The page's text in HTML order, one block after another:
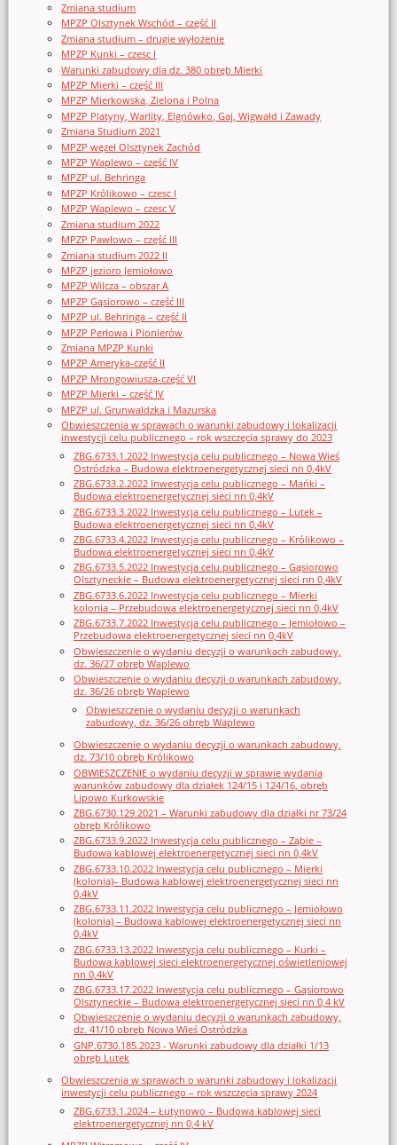
Zmiana studium
MPZP Olsztynek Wschód – część II
Zmiana studium – drugie wyłożenie
MPZP Kunki – czesc I
Warunki zabudowy dla dz. 380 obręb Mierki
MPZP Mierki – część III
MPZP Mierkowska, Zielona i Polna
MPZP Platyny, Warlity, Elgnówko, Gaj, Wigwałd i Zawady
Zmiana Studium 2021
MPZP węzeł Olsztynek Zachód
MPZP Waplewo – część IV
MPZP ul. Behringa
MPZP Królikowo – czesc I
MPZP Waplewo – czesc V
Zmiana studium 2022
MPZP Pawłowo – część III
Zmiana studium 2022 II
MPZP jezioro Jemiołowo
MPZP Wilcza – obszar A
MPZP Gąsiorowo – część III
MPZP ul. Behringa – część II
MPZP Perłowa i Pionierów
Zmiana MPZP Kunki
MPZP Ameryka-część II
MPZP Mrongowiusza-część VI
MPZP Mierki – część IV
MPZP ul. Grunwaldzka i Mazurska
Obwieszczenia w sprawach o warunki zabudowy i lokalizacji
inwestycji celu publicznego – rok wszczęcia sprawy do 2023
ZBG.6733.1.2022 Inwestycja celu publicznego – Nowa Wieś
Ostródzka – Budowa elektroenergetycznej sieci nn 0,4kV
ZBG.6733.2.2022 Inwestycja celu publicznego – Mańki –
Budowa elektroenergetycznej sieci nn 0,4kV
ZBG.6733.3.2022 Inwestycja celu publicznego – Lutek –
Budowa elektroenergetycznej sieci nn 0,4kV
ZBG.6733.4.2022 Inwestycja celu publicznego – Królikowo –
Budowa elektroenergetycznej sieci nn 0,4kV
ZBG.6733.5.2022 Inwestycja celu publicznego – Gąsiorowo
Olsztyneckie – Budowa elektroenergetycznej sieci nn 0,4kV
ZBG.6733.6.2022 Inwestycja celu publicznego – Mierki
kolonia – Przebudowa elektroenergetycznej sieci nn 0,4kV
ZBG.6733.7.2022 Inwestycja celu publicznego – Jemiołowo –
Przebudowa elektroenergetycznej sieci nn 0,4kV
Obwieszczenie o wydaniu decyzji o warunkach zabudowy,
dz. 36/27 obręb Waplewo
Obwieszczenie o wydaniu decyzji o warunkach zabudowy,
dz. 36/26 obręb Waplewo
Obwieszczenie o wydaniu decyzji o warunkach
zabudowy, dz. 36/26 obręb Waplewo
Obwieszczenie o wydaniu decyzji o warunkach zabudowy,
dz. 73/10 obręb Królikowo
OBWIESZCZENIE o wydaniu decyzji w sprawie wydania
warunków zabudowy dla działek 124/15 i 124/16, obręb
Lipowo Kurkowskie
ZBG.6730.129.2021 – Warunki zabudowy dla działki nr 73/24
obręb Królikowo
ZBG.6733.9.2022 Inwestycja celu publicznego – Ząbie –
Budowa kablowej elektroenergetycznej sieci nn 0,4kV
ZBG.6733.10.2022 Inwestycja celu publicznego – Mierki
(kolonia)– Budowa kablowej elektroenergetycznej sieci nn
0,4kV
ZBG.6733.11.2022 Inwestycja celu publicznego – Jemiołowo
(kolonia) – Budowa kablowej elektroenergetycznej sieci nn
0,4kV
ZBG.6733.13.2022 Inwestycja celu publicznego – Kurki –
Budowa kablowej sieci elektroenergetycznej oświetleniowej
nn 0,4kV
ZBG.6733.17.2022 Inwestycja celu publicznego – Gąsiorowo
Olsztyneckie – Budowa elektroenergetycznej sieci nn 0,4 kV
Obwieszczenie o wydaniu decyzji o warunkach zabudowy,
dz. 41/10 obręb Nowa Wieś Ostródzka
GNP.6730.185.2023 - Warunki zabudowy dla działki 1/13
obręb Lutek
Obwieszczenia w sprawach o warunki zabudowy i lokalizacji
inwestycji celu publicznego – rok wszczęcia sprawy 2024
ZBG.6733.1.2024 – Łutynowo – Budowa kablowej sieci
elektroenergetycznej nn 0,4 kV